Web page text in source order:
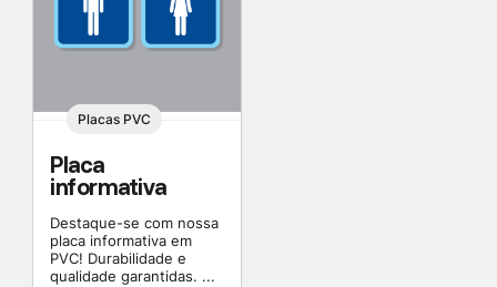
Placas PVC
Placa
informativa
Destaque-se com nossa
placa informativa em
PVC! Durabilidade e
qualidade garantidas. ...